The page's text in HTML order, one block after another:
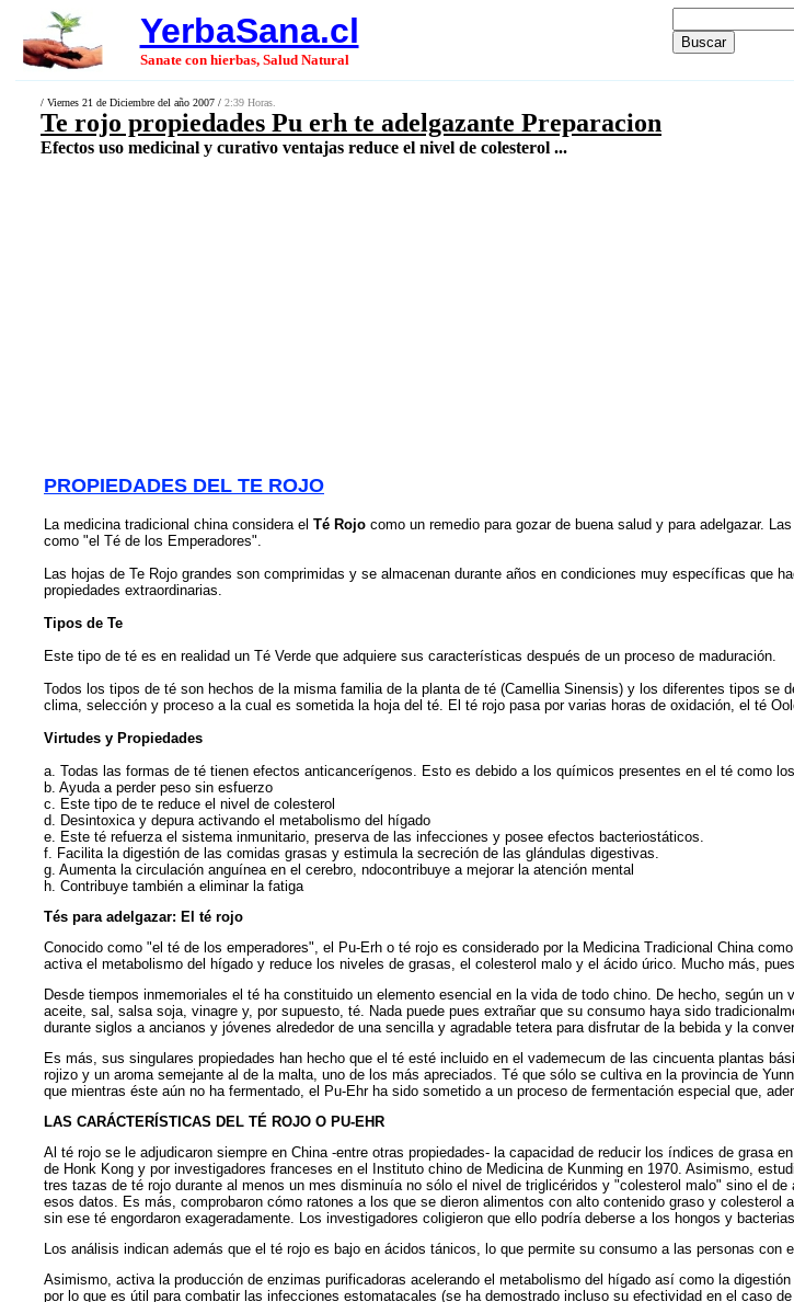
YerbaSana.cl
Sanate con hierbas, Salud Natural
/ Viernes 21 de Diciembre del año 2007 / 2:39 Horas.
Te rojo propiedades Pu erh te adelgazante Preparacion
Efectos uso medicinal y curativo ventajas reduce el nivel de colesterol ...
PROPIEDADES DEL TE ROJO
La medicina tradicional china considera el Té Rojo como un remedio para gozar de buena salud y para adelgazar.
como "el Té de los Emperadores".
Las hojas de Te Rojo grandes son comprimidas y se almacenan durante años en condiciones muy específicas que
propiedades extraordinarias.
Tipos de Te
Este tipo de té es en realidad un Té Verde que adquiere sus características después de un proceso de maduración.
Todos los tipos de té son hechos de la misma familia de la planta de té (Camellia Sinensis) y los diferentes tipos se
clima, selección y proceso a la cual es sometida la hoja del té. El té rojo pasa por varias horas de oxidación, el té
Virtudes y Propiedades
a. Todas las formas de té tienen efectos anticancerígenos. Esto es debido a los químicos presentes en el té como
b. Ayuda a perder peso sin esfuerzo
c. Este tipo de te reduce el nivel de colesterol
d. Desintoxica y depura activando el metabolismo del hígado
e. Este té refuerza el sistema inmunitario, preserva de las infecciones y posee efectos bacteriostáticos.
f. Facilita la digestión de las comidas grasas y estimula la secreción de las glándulas digestivas.
g. Aumenta la circulación anguínea en el cerebro, ndocontribuye a mejorar la atención mental
h. Contribuye también a eliminar la fatiga
Tés para adelgazar: El té rojo
Conocido como "el té de los emperadores", el Pu-Erh o té rojo es considerado por la Medicina Tradicional China
activa el metabolismo del hígado y reduce los niveles de grasas, el colesterol malo y el ácido úrico. Mucho más,
Desde tiempos inmemoriales el té ha constituido un elemento esencial en la vida de todo chino. De hecho, según
aceite, sal, salsa soja, vinagre y, por supuesto, té. Nada puede pues extrañar que su consumo haya sido
durante siglos a ancianos y jóvenes alrededor de una sencilla y agradable tetera para disfrutar de la bebida y la
Es más, sus singulares propiedades han hecho que el té esté incluido en el vademecum de las cincuenta plantas
rojizo y un aroma semejante al de la malta, uno de los más apreciados. Té que sólo se cultiva en la provincia de
que mientras éste aún no ha fermentado, el Pu-Ehr ha sido sometido a un proceso de fermentación especial que,
LAS CARÁCTERÍSTICAS DEL TÉ ROJO O PU-EHR
Al té rojo se le adjudicaron siempre en China -entre otras propiedades- la capacidad de reducir los índices de
de Honk Kong y por investigadores franceses en el Instituto chino de Medicina de Kunming en 1970. Asimismo,
tres tazas de té rojo durante al menos un mes disminuía no sólo el nivel de triglicéridos y "colesterol malo" sino el
esos datos. Es más, comprobaron cómo ratones a los que se dieron alimentos con alto contenido graso y
sin ese té engordaron exageradamente. Los investigadores coligieron que ello podría deberse a los hongos y
Los análisis indican además que el té rojo es bajo en ácidos tánicos, lo que permite su consumo a las personas con
Asimismo, activa la producción de enzimas purificadoras acelerando el metabolismo del hígado así como la
por lo que es útil para combatir las infecciones estomatacales (se ha demostrado incluso su efectividad en el caso